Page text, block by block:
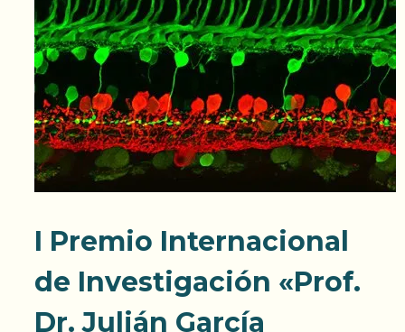
I Premio Internacional
de Investigación «Prof.
Dr. Julián García